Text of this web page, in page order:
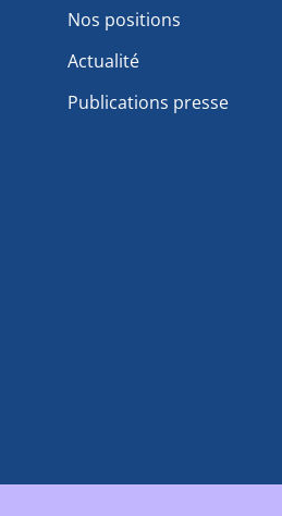
Nos positions
Actualité
Publications presse